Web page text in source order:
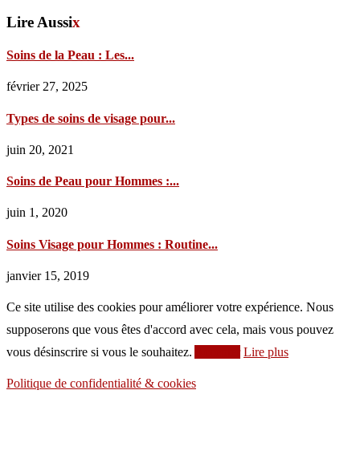
Lire Aussix
Soins de la Peau : Les...
février 27, 2025
Types de soins de visage pour...
juin 20, 2021
Soins de Peau pour Hommes :...
juin 1, 2020
Soins Visage pour Hommes : Routine...
janvier 15, 2019
Ce site utilise des cookies pour améliorer votre expérience. Nous
supposerons que vous êtes d'accord avec cela, mais vous pouvez
vous désinscrire si vous le souhaitez.
Lire plus
Politique de confidentialité & cookies